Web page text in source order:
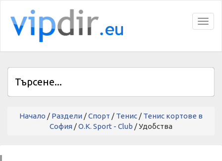
Начало / Раздели /Спорт / Тенис / Тенис кортове в
София /O.K. Sport - Club / Удобства